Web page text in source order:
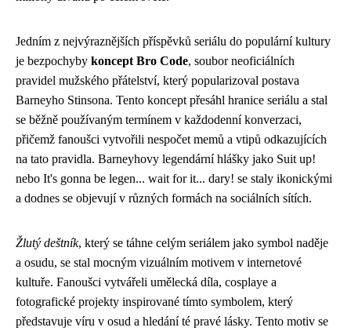
Jedním z nejvýraznějších příspěvků seriálu do populární kultury
je bezpochyby koncept Bro Code, soubor neoficiálních
pravidel mužského přátelství, který popularizoval postava
Barneyho Stinsona. Tento koncept přesáhl hranice seriálu a stal
se běžně používaným termínem v každodenní konverzaci,
přičemž fanoušci vytvořili nespočet memů a vtipů odkazujících
na tato pravidla. Barneyhovy legendární hlášky jako Suit up!
nebo It's gonna be legen... wait for it... dary! se staly ikonickými
a dodnes se objevují v různých formách na sociálních sítích.
Žlutý deštník, který se táhne celým seriálem jako symbol naděje
a osudu, se stal mocným vizuálním motivem v internetové
kultuře. Fanoušci vytvářeli umělecká díla, cosplaye a
fotografické projekty inspirované tímto symbolem, který
představuje víru v osud a hledání té pravé lásky. Tento motiv se